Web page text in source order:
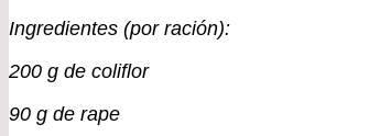
Ingredientes (por ración):
200 g de coliflor
90 g de rape